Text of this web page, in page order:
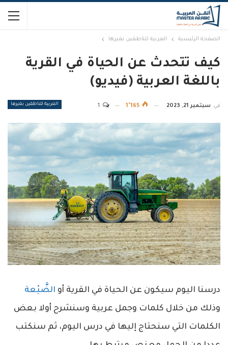
الصفحة الرئيسية العربية للناطقين بغيرها
كيف تتحدث عن الحياة في القرية
باللغة العربية (فيديو)
العربية للناطقين بغيرها في سبتمبر 21, 2023
درسنا اليوم سيكون عن الحياة في القرية أو الضَّيْعة
وذلك من خلال كلمات وجمل عربية وسنشرح أولا بعض
الكلمات التي سنحتاج إليها في درس اليوم، ثم سنكتب